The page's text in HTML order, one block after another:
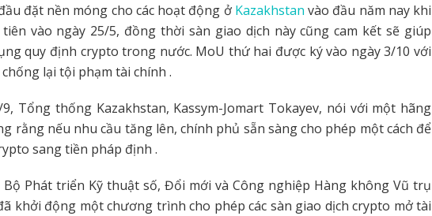
đặt nền móng cho các hoạt động ở Kazakhstan vào đầu năm nay khi
vào ngày 25/5, đồng thời sàn giao dịch này cũng cam kết sẽ giúp
quy định crypto trong nước. MoU thứ hai được ký vào ngày 3/10 với
lại tội phạm tài chính .
Tổng thống Kazakhstan, Kassym-Jomart Tokayev, nói với một hãng
rằng nếu nhu cầu tăng lên, chính phủ sẵn sàng cho phép một cách để
sang tiền pháp định .
Bộ Phát triển Kỹ thuật số, Đổi mới và Công nghiệp Hàng không Vũ trụ
khởi động một chương trình cho phép các sàn giao dịch crypto mở tài